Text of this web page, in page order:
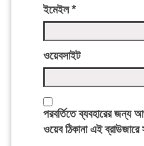
ইমেইল*
ওয়েবসাইট
পরবর্তিতে ব্যবহারের জন্য
ওয়েব ঠিকানা এই